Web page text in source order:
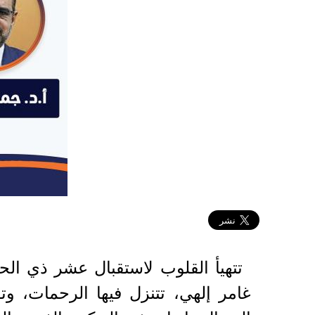
تتهيأ القلوب لاستقبال عشر ذي
غامر إلهي، تتنزل فيها الرحمات،